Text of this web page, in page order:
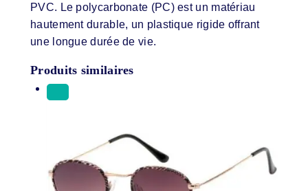
PVC. Le polycarbonate (PC) est un matériau
hautement durable, un plastique rigide offrant
une longue durée de vie.
Produits similaires